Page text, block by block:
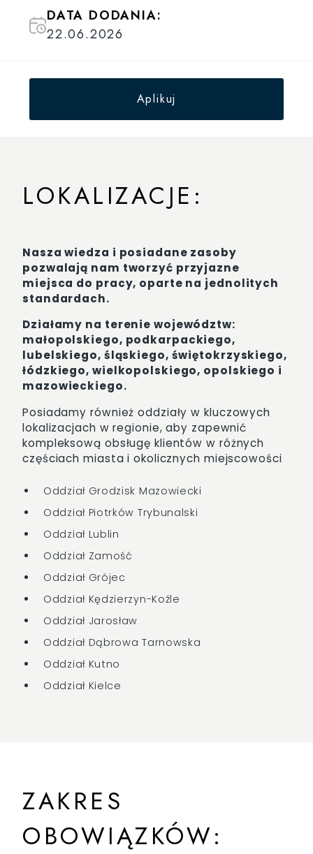
DATA DODANIA:
22.06.2026
Aplikuj
LOKALIZACJE:
Nasza wiedza i posiadane zasoby
pozwalają nam tworzyć przyjazne
miejsca do pracy, oparte na jednolitych
standardach.
Działamy na terenie województw:
małopolskiego, podkarpackiego,
lubelskiego, śląskiego, świętokrzyskiego,
łódzkiego, wielkopolskiego, opolskiego i
mazowieckiego.
Posiadamy również oddziały w kluczowych
lokalizacjach w regionie, aby zapewnić
kompleksową obsługę klientów w różnych
częściach miasta i okolicznych miejscowości
Oddział Grodzisk Mazowiecki
Oddział Piotrków Trybunalski
Oddział Lublin
Oddział Zamość
Oddział Grójec
Oddział Kędzierzyn-Koźle
Oddział Jarosław
Oddział Dąbrowa Tarnowska
Oddział Kutno
Oddział Kielce
ZAKRES
OBOWIĄZKÓW: